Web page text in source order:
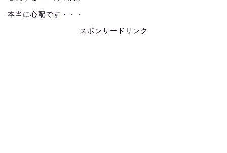
本当に心配です・・・
スポンサードリンク